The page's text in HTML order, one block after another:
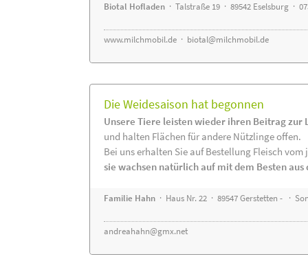
Biotal Hofladen · Talstraße 19 · 89542 Eselsburg ·
www.milchmobil.de · biotal@milchmobil.de
Die Weidesaison hat begonnen
Unsere Tiere leisten wieder ihren Beitrag zur
und halten Flächen für andere Nützlinge offen.
Bei uns erhalten Sie auf Bestellung Fleisch
sie wachsen natürlich auf mit dem Besten aus
Familie Hahn · Haus Nr. 22 · 89547 Gerstetten - ·
andreahahn@gmx.net